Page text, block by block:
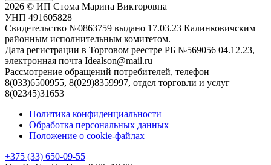
2026 © ИП Стома Марина Викторовна
УНП 491605828
Свидетельство №0863759 выдано 17.03.23 Калинковичским
районным исполнительным комитетом.
Дата регистрации в Торговом реестре РБ №569056 04.12.23,
электронная почта Idealson@mail.ru
Рассмотрение обращений потребителей, телефон
8(033)6500955, 8(029)8359997, отдел торговли и услуг
8(02345)31653
Политика конфиденциальности
Обработка персональных данных
Положение о cookie-файлах
+375 (33) 650-09-55